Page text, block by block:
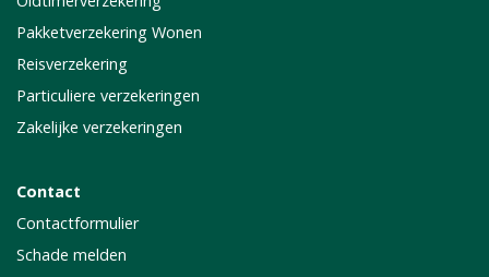
Pakketverzekering Wonen
Reisverzekering
Particuliere verzekeringen
Zakelijke verzekeringen
Contact
Contactformulier
Schade melden